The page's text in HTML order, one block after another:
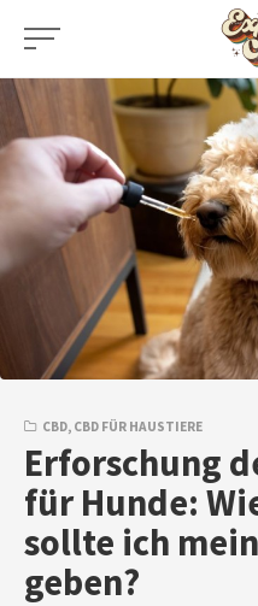
Skip
content
CBD, CBD FÜR HAUSTIERE
Erforschung
für Hunde:
sollte ich
geben?